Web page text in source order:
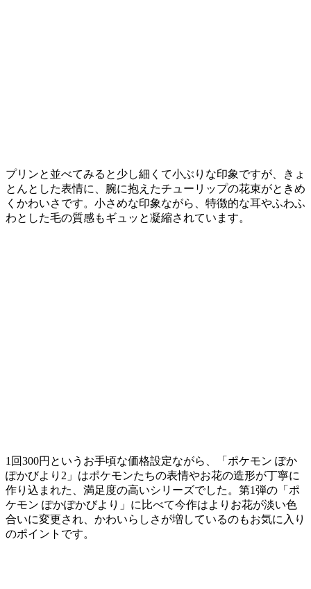
プリンと並べてみると少し細くて小ぶりな印象ですが、きょ
とんとした表情に、腕に抱えたチューリップの花束がときめ
くかわいさです。小さめな印象ながら、特徴的な耳やふわふ
わとした毛の質感もギュッと凝縮されています。
1回300円というお手頃な価格設定ながら、「ポケモン ぽか
ぽかびより2」はポケモンたちの表情やお花の造形が丁寧に
作り込まれた、満足度の高いシリーズでした。第1弾の「ポ
ケモン ぽかぽかびより」に比べて今作はよりお花が淡い色
合いに変更され、かわいらしさが増しているのもお気に入り
のポイントです。